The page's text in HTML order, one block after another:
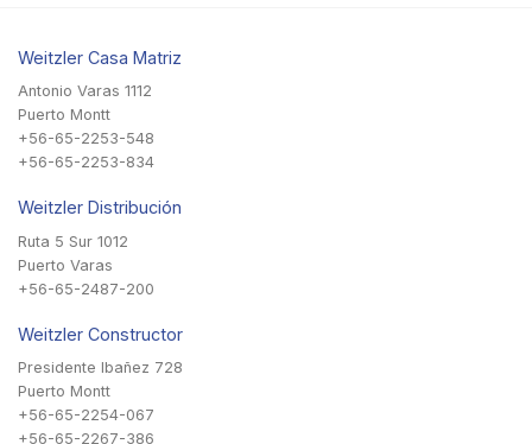
Weitzler Casa Matriz
Antonio Varas 1112
Puerto Montt
+56-65-2253-548
+56-65-2253-834
Weitzler Distribución
Ruta 5 Sur 1012
Puerto Varas
+56-65-2487-200
Weitzler Constructor
Presidente Ibañez 728
Puerto Montt
+56-65-2254-067
+56-65-2267-386